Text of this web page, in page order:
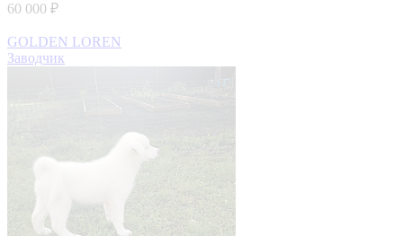
60 000 ₽
GOLDEN LOREN
Заводчик